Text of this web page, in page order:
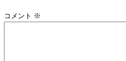
コメント ※